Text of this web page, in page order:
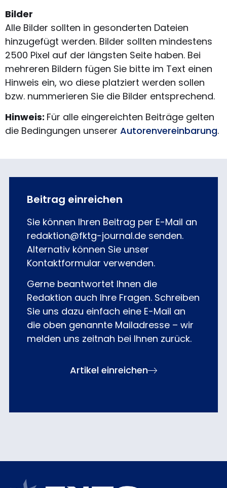
Bilder
Alle Bilder sollten in gesonderten Dateien
hinzugefügt werden. Bilder sollten mindestens
2500 Pixel auf der längsten Seite haben. Bei
mehreren Bildern fügen Sie bitte im Text einen
Hinweis ein, wo diese platziert werden sollen
bzw. nummerieren Sie die Bilder entsprechend.
Hinweis: Für alle eingereichten Beiträge gelten
die Bedingungen unserer Autorenvereinbarung.
Beitrag einreichen
Sie können Ihren Beitrag per E-Mail an
redaktion@fktg-journal.de senden.
Alternativ können Sie unser
Kontaktformular verwenden.
Gerne beantwortet Ihnen die
Redaktion auch Ihre Fragen. Schreiben
Sie uns dazu einfach eine E-Mail an
die oben genannte Mailadresse – wir
melden uns zeitnah bei Ihnen zurück.
Artikel einreichen